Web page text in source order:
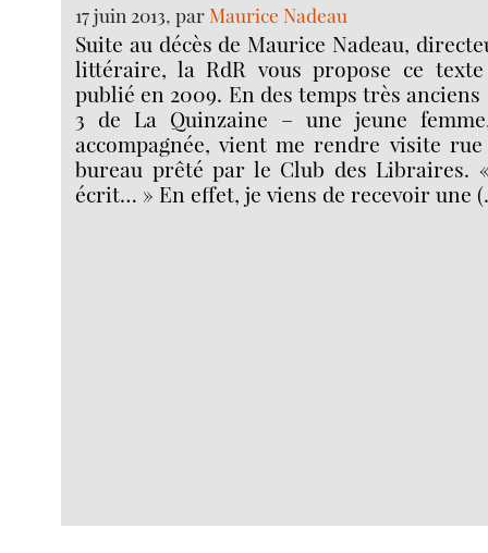
17 juin 2013, parMaurice Nadeau
Suite au décès de Maurice Nadeau,
littéraire, la RdR vous propose ce
publié en 2009. En des temps très
3 de La Quinzaine – une jeune
accompagnée, vient me rendre visite
bureau prêté par le Club des Libraires.
écrit… » En effet, je viens de recevoir une